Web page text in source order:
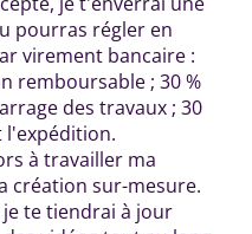
pourras régler en
virement bancaire :
remboursable ; 30 %
des travaux ; 30
l'expédition.
à travailler ma
création sur-mesure.
te tiendrai à jour